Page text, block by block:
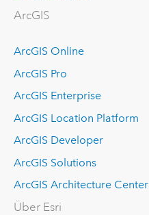
ArcGIS
ArcGIS Online
ArcGIS Pro
ArcGIS Enterprise
ArcGIS Location Platform
ArcGIS Developer
ArcGIS Solutions
ArcGIS Architecture Center
Über Esri